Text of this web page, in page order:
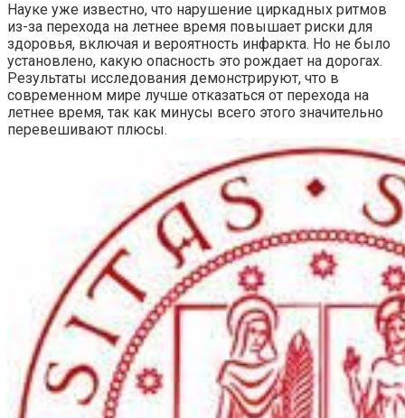
Науке уже известно, что нарушение циркадных ритмов
из-за перехода на летнее время повышает риски для
здоровья, включая и вероятность инфаркта. Но не было
установлено, какую опасность это рождает на дорогах.
Результаты исследования демонстрируют, что в
современном мире лучше отказаться от перехода на
летнее время, так как минусы всего этого значительно
перевешивают плюсы.